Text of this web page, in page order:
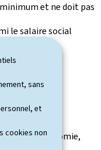
sans
et
cookies non
et ne doit pas
le salaire social
que "les
et
notre économie,